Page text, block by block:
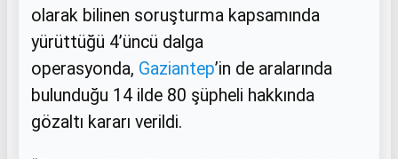
olarak bilinen soruşturma kapsamında
yürüttüğü 4’üncü dalga
operasyonda, Gaziantep’in de aralarında
bulunduğu 14 ilde 80 şüpheli hakkında
gözaltı kararı verildi.